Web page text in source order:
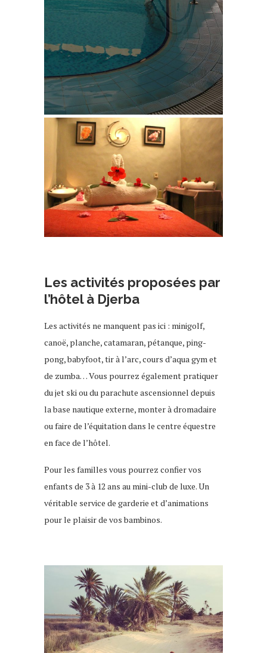
Les activités proposées par
l’hôtel à Djerba
Les activités ne manquent pas ici : minigolf,
canoë, planche, catamaran, pétanque, ping-
pong, babyfoot, tir à l’arc, cours d’aqua gym et
de zumba… Vous pourrez également pratiquer
du jet ski ou du parachute ascensionnel depuis
la base nautique externe, monter à dromadaire
ou faire de l’équitation dans le centre équestre
en face de l’hôtel.
Pour les familles vous pourrez confier vos
enfants de 3 à 12 ans au mini-club de luxe. Un
véritable service de garderie et d’animations
pour le plaisir de vos bambinos.